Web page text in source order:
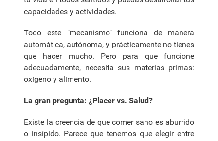
capacidades y actividades.
Todo este "mecanismo" funciona de manera
automática, autónoma, y prácticamente no tienes
que hacer mucho. Pero para que funcione
adecuadamente, necesita sus materias primas:
oxígeno y alimento.
La gran pregunta: ¿Placer vs. Salud?
Existe la creencia de que comer sano es aburrido
o insípido. Parece que tenemos que elegir entre